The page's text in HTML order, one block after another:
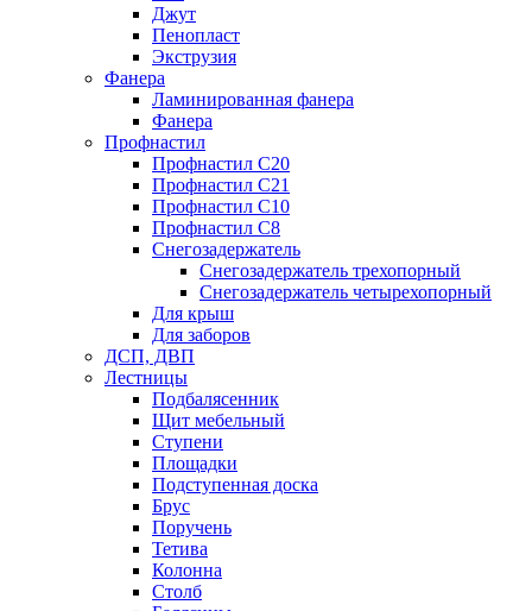
Джут
Пенопласт
Экструзия
Фанера
Ламинированная фанера
Фанера
Профнастил
Профнастил С20
Профнастил С21
Профнастил С10
Профнастил С8
Снегозадержатель
Снегозадержатель трехопорный
Снегозадержатель четырехопорный
Для крыш
Для заборов
ДСП, ДВП
Лестницы
Подбалясенник
Щит мебельный
Ступени
Площадки
Подступенная доска
Брус
Поручень
Тетива
Колонна
Столб